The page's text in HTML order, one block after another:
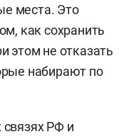
места. Это
как сохранить
этом не отказать
набирают по
связях РФ и